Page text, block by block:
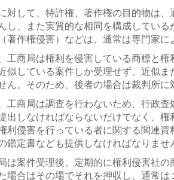
対して、特許権、著作権の目的物は、
し、また実質的な相同を構成してい
著作権侵害）などは、通常は専門家に
工商局は権利を侵害している商標と権
似している案件しか受理せず、近似
ん。そのため、後者の場合は裁判所に
工商局は調査を行わないため、行政査
出しなければならないだけでなく、
利侵害を行っている者に関する関連
鑑定書なども提供しなければなりませ
は案件受理後、定期的に権利侵害社の
場合はその場でそれを押収し、通常